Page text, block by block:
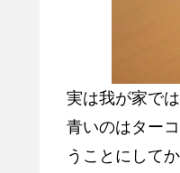
実は我が家で
青いのはター
うことにして